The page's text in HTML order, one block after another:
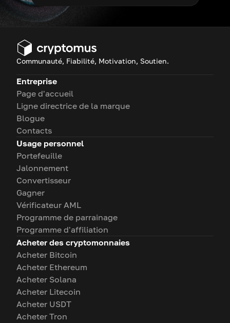
Communauté, Fiabilité, Motivation, Soutien.
Entreprise
Page d'accueil
Ligne directrice de la marque
Blogue
Contacts
Usage personnel
Portefeuille
Jalonnement
Convertisseur
Gagner
Vérificateur AML
Programme de parrainage
Programme d'affiliation
Acheter des cryptomonnaies
Acheter Bitcoin
Acheter Ethereum
Acheter Solana
Acheter Litecoin
Acheter USDT
Acheter Tron